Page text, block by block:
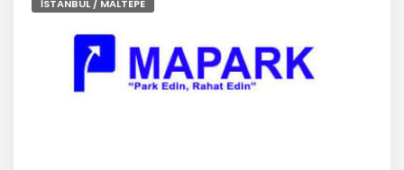
İSTANBUL / MALTEPE